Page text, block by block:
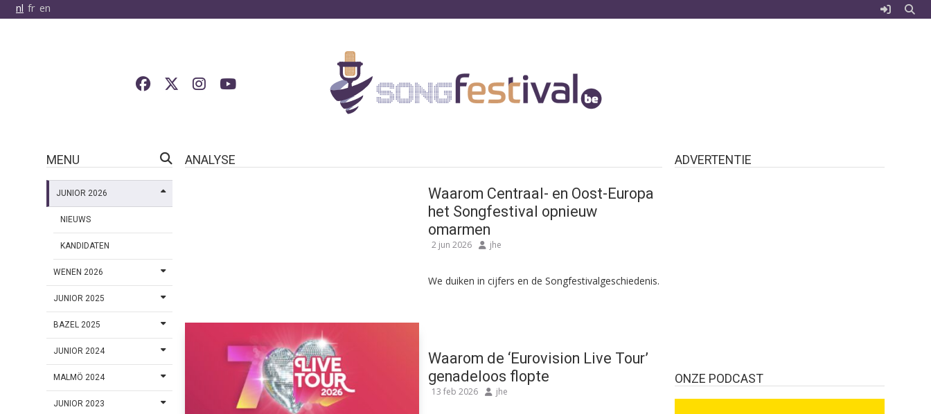
nl fr en
MENU
JUNIOR 2026
NIEUWS
KANDIDATEN
WENEN 2026
JUNIOR 2025
BAZEL 2025
JUNIOR 2024
MALMÖ 2024
JUNIOR 2023
ANALYSE
Waarom Centraal- en Oost-Europa
het Songfestival opnieuw
omarmen
2 jun 2026 jhe
We duiken in cijfers en de Songfestivalgeschiedenis.
Waarom de ‘Eurovision Live Tour’
genadeloos flopte
13 feb 2026 jhe
ADVERTENTIE
ONZE PODCAST